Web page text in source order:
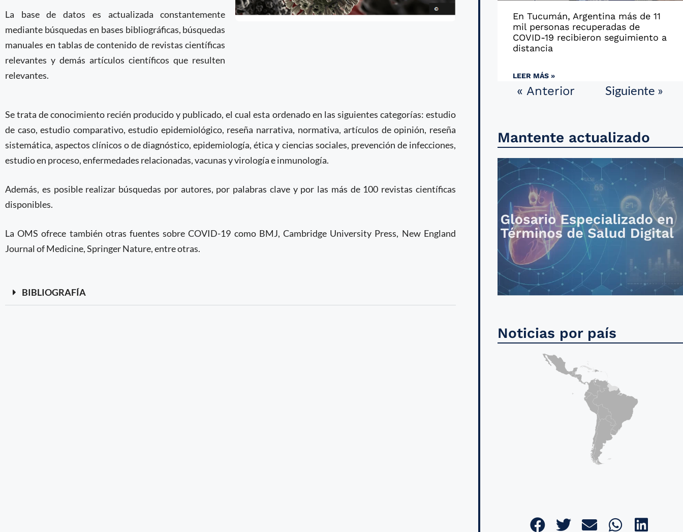
La base de datos es actualizada constantemente
mediante búsquedas en bases bibliográficas, búsquedas
manuales en tablas de contenido de revistas científicas
relevantes y demás artículos científicos que resulten
relevantes.
Se trata de conocimiento recién producido y publicado, el cual esta ordenado en las siguientes categorías: estudio
de caso, estudio comparativo, estudio epidemiológico, reseña narrativa, normativa, artículos de opinión, reseña
sistemática, aspectos clínicos o de diagnóstico, epidemiología, ética y ciencias sociales, prevención de infecciones,
estudio en proceso, enfermedades relacionadas, vacunas y virología e inmunología.
Además, es posible realizar búsquedas por autores, por palabras clave y por las más de 100 revistas científicas
disponibles.
La OMS ofrece también otras fuentes sobre COVID-19 como BMJ, Cambridge University Press, New England
Journal of Medicine, Springer Nature, entre otras.
BIBLIOGRAFÍA
En Tucumán, Argentina más de 11
mil personas recuperadas de
COVID-19 recibieron seguimiento a
distancia
LEER MÁS »
« Anterior Siguiente »
Mantente actualizado
Noticias por país